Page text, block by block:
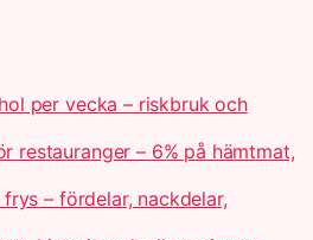
per vecka – riskbruk och
restauranger – 6% på hämtmat,
– fördelar, nackdelar,